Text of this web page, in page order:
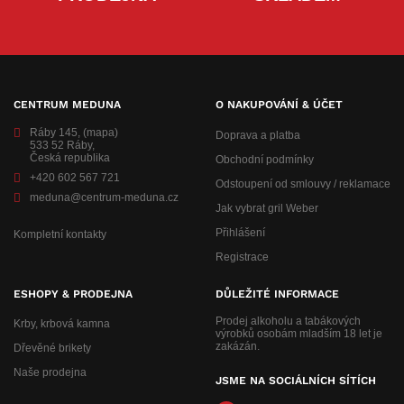
CENTRUM MEDUNA
Ráby 145, (mapa)
533 52 Ráby,
Česká republika
+420 602 567 721
meduna@centrum-meduna.cz
Kompletní kontakty
O NAKUPOVÁNÍ & ÚČET
Doprava a platba
Obchodní podmínky
Odstoupení od smlouvy / reklamace
Jak vybrat gril Weber
Přihlášení
Registrace
ESHOPY & PRODEJNA
Krby, krbová kamna
Dřevěné brikety
Naše prodejna
DŮLEŽITÉ INFORMACE
Prodej alkoholu a tabákových
výrobků osobám mladším 18 let je
zakázán.
JSME NA SOCIÁLNÍCH SÍTÍCH